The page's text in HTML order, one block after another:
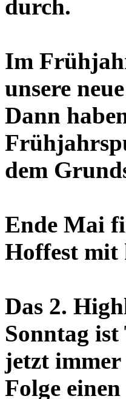
durch.
Im
unsere
Dann
dem
Ende Mai
Hoffest mit
Das 2.
Sonntag ist
jetzt
Folge